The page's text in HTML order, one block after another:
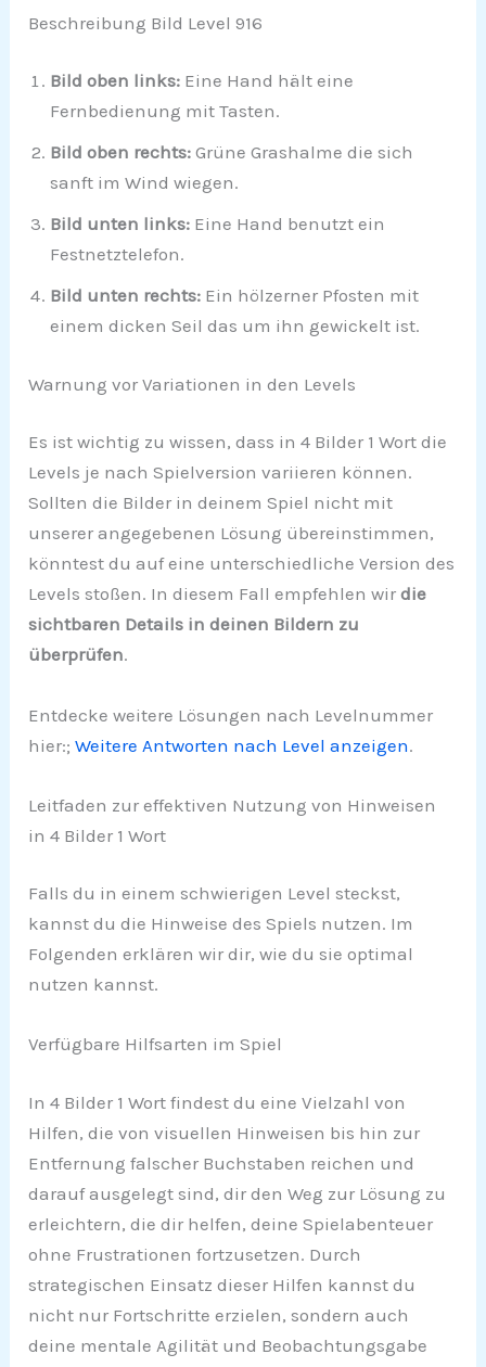
Beschreibung Bild Level 916
Bild oben links: Eine Hand hält eine
Fernbedienung mit Tasten.
Bild oben rechts: Grüne Grashalme die sich
sanft im Wind wiegen.
Bild unten links: Eine Hand benutzt ein
Festnetztelefon.
Bild unten rechts: Ein hölzerner Pfosten mit
einem dicken Seil das um ihn gewickelt ist.
Warnung vor Variationen in den Levels
Es ist wichtig zu wissen, dass in 4 Bilder 1 Wort die
Levels je nach Spielversion variieren können.
Sollten die Bilder in deinem Spiel nicht mit
unserer angegebenen Lösung übereinstimmen,
könntest du auf eine unterschiedliche Version des
Levels stoßen. In diesem Fall empfehlen wirdie
sichtbaren Details in deinen Bildern zu
überprüfen.
Entdecke weitere Lösungen nach Levelnummer
hier:;Weitere Antworten nach Level anzeigen.
Leitfaden zur effektiven Nutzung von Hinweisen
in 4 Bilder 1 Wort
Falls du in einem schwierigen Level steckst,
kannst du die Hinweise des Spiels nutzen. Im
Folgenden erklären wir dir, wie du sie optimal
nutzen kannst.
Verfügbare Hilfsarten im Spiel
In 4 Bilder 1 Wort findest du eine Vielzahl von
Hilfen, die von visuellen Hinweisen bis hin zur
Entfernung falscher Buchstaben reichen und
darauf ausgelegt sind, dir den Weg zur Lösung zu
erleichtern, die dir helfen, deine Spielabenteuer
ohne Frustrationen fortzusetzen. Durch
strategischen Einsatz dieser Hilfen kannst du
nicht nur Fortschritte erzielen, sondern auch
deine mentale Agilität und Beobachtungsgabe